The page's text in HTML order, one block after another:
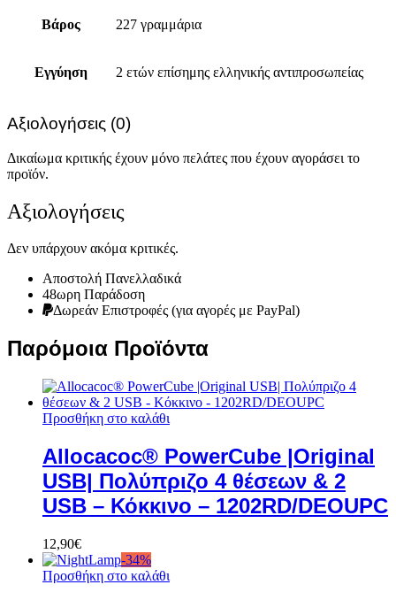
Βάρος 227 γραμμάρια
Εγγύηση 2 ετών επίσημης ελληνικής αντιπροσωπείας
Αξιολογήσεις (0)
Δικαίωμα κριτικής έχουν μόνο πελάτες που έχουν αγοράσει το
προϊόν.
Αξιολογήσεις
Δεν υπάρχουν ακόμα κριτικές.
Αποστολή Πανελλαδικά
48ωρη Παράδοση
Δωρεάν Eπιστροφές (για αγορές με PayPal)
Παρόμοια Προϊόντα
Προσθήκη στο καλάθι
Allocacoc® PowerCube |Original
USB| Πολύπριζο 4 θέσεων & 2
USB – Κόκκινο – 1202RD/DEOUPC
12,90€
-34%
Προσθήκη στο καλάθι